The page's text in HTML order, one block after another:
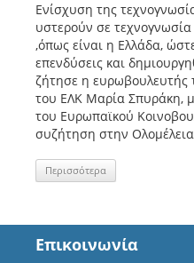
Ενίσχυση της
υστερούν σε
,όπως είναι η Ελλάδα,
επενδύσεις και
ζήτησε η ευρωβουλευτής
του ΕΛΚ Μαρία Σπυράκη,
του Ευρωπαϊκού
συζήτηση στην
Περισσότερα
Επικοινωνία